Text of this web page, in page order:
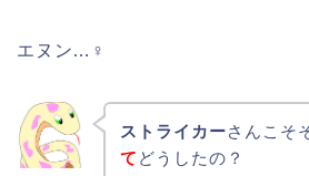
エヌン…♀
ストライカーさんこそ
て どうしたの？